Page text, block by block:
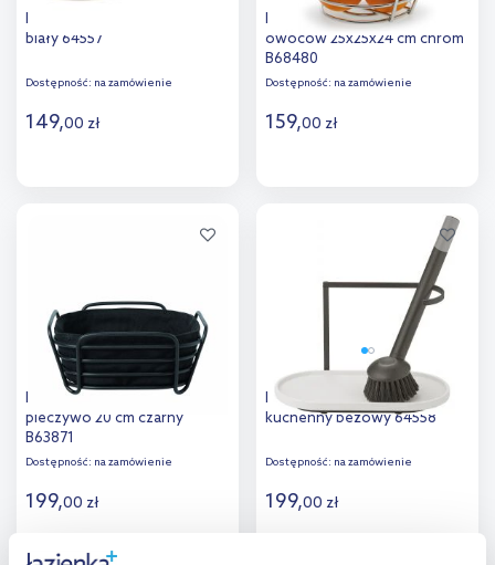
Blomus Piro organizer na blat
biały 64557
Dostępność: na zamówienie
149,00 zł
Blomus Wires kosz do
owoców 25x25x24 cm chrom
B68480
Dostępność: na zamówienie
159,00 zł
Blomus Delara koszyk na
pieczywo 20 cm czarny
B63871
Dostępność: na zamówienie
199,00 zł
Blomus Dhuva przybornik
kuchenny beżowy 64558
Dostępność: na zamówienie
199,00 zł